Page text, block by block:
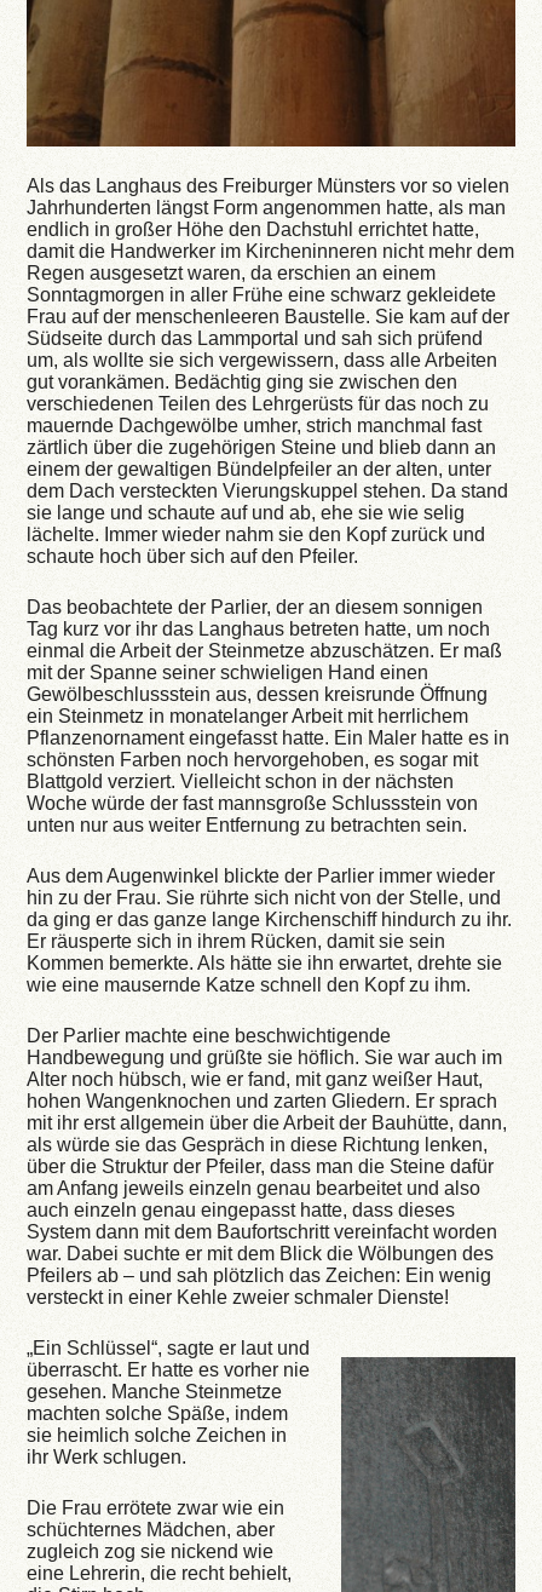
Als das Langhaus des Freiburger Münsters vor so vielen
Jahrhunderten längst Form angenommen hatte, als man
endlich in großer Höhe den Dachstuhl errichtet hatte,
damit die Handwerker im Kircheninneren nicht mehr dem
Regen ausgesetzt waren, da erschien an einem
Sonntagmorgen in aller Frühe eine schwarz gekleidete
Frau auf der menschenleeren Baustelle. Sie kam auf der
Südseite durch das Lammportal und sah sich prüfend
um, als wollte sie sich vergewissern, dass alle Arbeiten
gut vorankämen. Bedächtig ging sie zwischen den
verschiedenen Teilen des Lehrgerüsts für das noch zu
mauernde Dachgewölbe umher, strich manchmal fast
zärtlich über die zugehörigen Steine und blieb dann an
einem der gewaltigen Bündelpfeiler an der alten, unter
dem Dach versteckten Vierungskuppel stehen. Da stand
sie lange und schaute auf und ab, ehe sie wie selig
lächelte. Immer wieder nahm sie den Kopf zurück und
schaute hoch über sich auf den Pfeiler.
Das beobachtete der Parlier, der an diesem sonnigen
Tag kurz vor ihr das Langhaus betreten hatte, um noch
einmal die Arbeit der Steinmetze abzuschätzen. Er maß
mit der Spanne seiner schwieligen Hand einen
Gewölbeschlussstein aus, dessen kreisrunde Öffnung
ein Steinmetz in monatelanger Arbeit mit herrlichem
Pflanzenornament eingefasst hatte. Ein Maler hatte es in
schönsten Farben noch hervorgehoben, es sogar mit
Blattgold verziert. Vielleicht schon in der nächsten
Woche würde der fast mannsgroße Schlussstein von
unten nur aus weiter Entfernung zu betrachten sein.
Aus dem Augenwinkel blickte der Parlier immer wieder
hin zu der Frau. Sie rührte sich nicht von der Stelle, und
da ging er das ganze lange Kirchenschiff hindurch zu ihr.
Er räusperte sich in ihrem Rücken, damit sie sein
Kommen bemerkte. Als hätte sie ihn erwartet, drehte sie
wie eine mausernde Katze schnell den Kopf zu ihm.
Der Parlier machte eine beschwichtigende
Handbewegung und grüßte sie höflich. Sie war auch im
Alter noch hübsch, wie er fand, mit ganz weißer Haut,
hohen Wangenknochen und zarten Gliedern. Er sprach
mit ihr erst allgemein über die Arbeit der Bauhütte, dann,
als würde sie das Gespräch in diese Richtung lenken,
über die Struktur der Pfeiler, dass man die Steine dafür
am Anfang jeweils einzeln genau bearbeitet und also
auch einzeln genau eingepasst hatte, dass dieses
System dann mit dem Baufortschritt vereinfacht worden
war. Dabei suchte er mit dem Blick die Wölbungen des
Pfeilers ab – und sah plötzlich das Zeichen: Ein wenig
versteckt in einer Kehle zweier schmaler Dienste!
„Ein Schlüssel“, sagte er laut und
überrascht. Er hatte es vorher nie
gesehen. Manche Steinmetze
machten solche Späße, indem
sie heimlich solche Zeichen in
ihr Werk schlugen.
Die Frau errötete zwar wie ein
schüchternes Mädchen, aber
zugleich zog sie nickend wie
eine Lehrerin, die recht behielt,